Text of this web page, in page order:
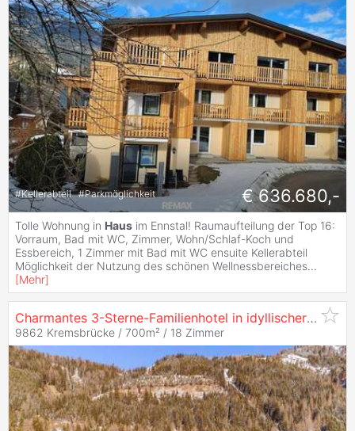
#Kellerabteil #Parkmöglichkeit € 636.680,-
Tolle Wohnung in Haus im Ennstal! Raumaufteilung der Top 16:
Vorraum, Bad mit WC, Zimmer, Wohn/Schlaf-Koch und
Essbereich, 1 Zimmer mit Bad mit WC ensuite Kellerabteil
Möglichkeit der Nutzung des schönen Wellnessbereiches...
[Mehr]
Charmantes 3-Sterne-Familienhotel in idyllischer schneesicherer Lage in
9862 Kremsbrücke / 700m² / 18 Zimmer